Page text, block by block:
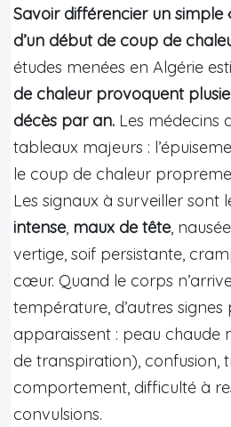
Savoir différencier un simple
d’un début de coup de
études menées en Algérie
de chaleur provoquent
décès par an. Les médecins
tableaux majeurs :
le coup de chaleur
Les signaux à surveiller sont
intense, maux de tête,
vertige, soif persistante,
cœur. Quand le corps
température, d’autres signes
apparaissent : peau chaude
de transpiration), confusion,
comportement, difficulté à
convulsions.